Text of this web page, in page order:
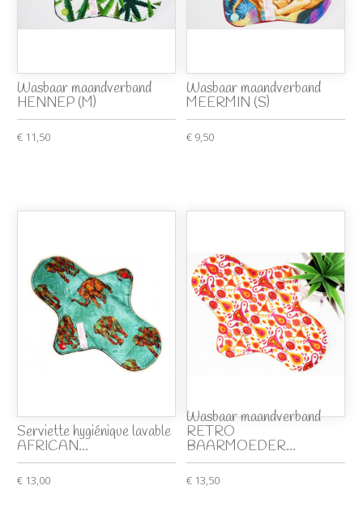
Wasbaar maandverband
HENNEP (M)
€ 11,50
Wasbaar maandverband
MEERMIN (S)
€ 9,50
Serviette hygiénique lavable
AFRICAN...
€ 13,00
Wasbaar maandverband
RETRO
BAARMOEDER...
€ 13,50